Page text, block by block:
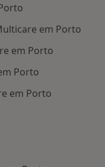
em Porto
em Porto
Porto
em Porto